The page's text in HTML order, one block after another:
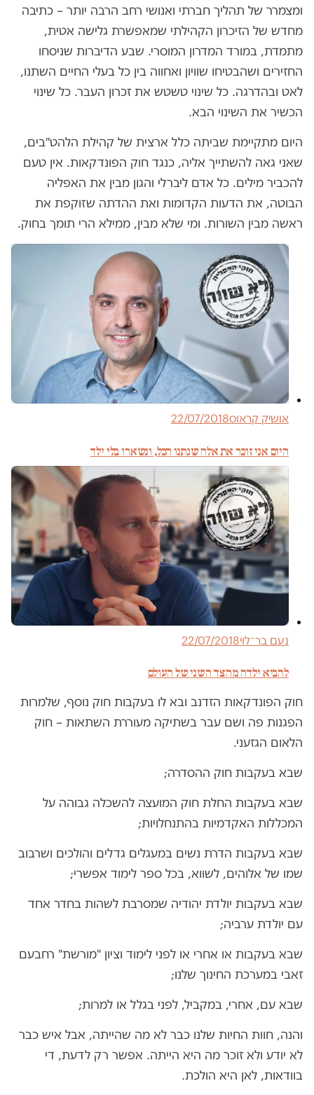
ומצמרר של תהליך חברתי ואנושי רחב הרבה יותר – כתיבה
מחדש של הזיכרון הקהילתי שמאפשרת גלישה אטית,
מתמדת, במורד המדרון המוסרי. שבע הדיברות שניסחו
החזירים ושהבטיחו שוויון ואחווה בין כל בעלי החיים השתנו,
לאט ובהדרגה. כל שינוי טשטש את זכרון העבר. כל שינוי
הכשיר את השינוי הבא.
היום מתקיימת שביתה כלל ארצית של קהילת הלהט"בים,
שאני גאה להשתייך אליה, כנגד חוק הפונדקאות. אין טעם
להכביר מילים. כל אדם ליברלי והגון מבין את האפליה
הבוטה, את הדעות הקדומות ואת ההדתה שזוקפת את
ראשה מבין השורות. ומי שלא מבין, ממילא הרי תומך בחוק.
אושיק קראוס22/07/2018
היום אני זוכר את אלה שנתנו הכל, ונשארו בלי ילד
נעם בר־לוי22/07/2018
להביא ילדה מהצד השני של העולם
חוק הפונדקאות הזדנב ובא לו בעקבות חוק נוסף, שלמרות
הפגנות פה ושם עבר בשתיקה מעוררת השתאות – חוק
הלאום הגזעני.
שבא בעקבות חוק ההסדרה;
שבא בעקבות החלת חוק המועצה להשכלה גבוהה על
המכללות האקדמיות בהתנחלויות;
שבא בעקבות הדרת נשים במעגלים גדלים והולכים ושרבוב
שמו של אלוהים, לשווא, בכל ספר לימוד אפשרי;
שבא בעקבות יולדת יהודיה שמסרבת לשהות בחדר אחד
עם יולדת ערביה;
שבא בעקבות או אחרי או לפני לימוד וציון "מורשת" רחבעם
זאבי במערכת החינוך שלנו;
שבא עם, אחרי, במקביל, לפני בגלל או למרות;
והנה, חוות החיות שלנו כבר לא מה שהייתה, אבל איש כבר
לא יודע ולא זוכר מה היא הייתה. אפשר רק לדעת, די
בוודאות, לאן היא הולכת.